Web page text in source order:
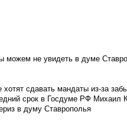
можем не увидеть в думе
сдавать мандаты из-за
срок в Госдуме РФ Михаил
в думу Ставрополья